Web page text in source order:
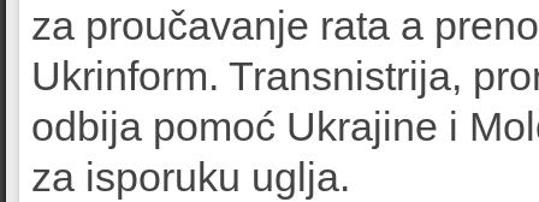
za proučavanje rata a
Ukrinform. Transnistrija,
odbija pomoć Ukrajine i
za isporuku uglja.